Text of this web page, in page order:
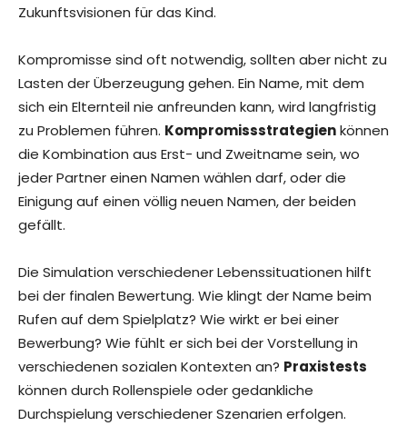
Zukunftsvisionen für das Kind.
Kompromisse sind oft notwendig, sollten aber nicht zu
Lasten der Überzeugung gehen. Ein Name, mit dem
sich ein Elternteil nie anfreunden kann, wird langfristig
zu Problemen führen. Kompromissstrategienkönnen
die Kombination aus Erst- und Zweitname sein, wo
jeder Partner einen Namen wählen darf, oder die
Einigung auf einen völlig neuen Namen, der beiden
gefällt.
Die Simulation verschiedener Lebenssituationen hilft
bei der finalen Bewertung. Wie klingt der Name beim
Rufen auf dem Spielplatz? Wie wirkt er bei einer
Bewerbung? Wie fühlt er sich bei der Vorstellung in
verschiedenen sozialen Kontexten an? Praxistests
können durch Rollenspiele oder gedankliche
Durchspielung verschiedener Szenarien erfolgen.